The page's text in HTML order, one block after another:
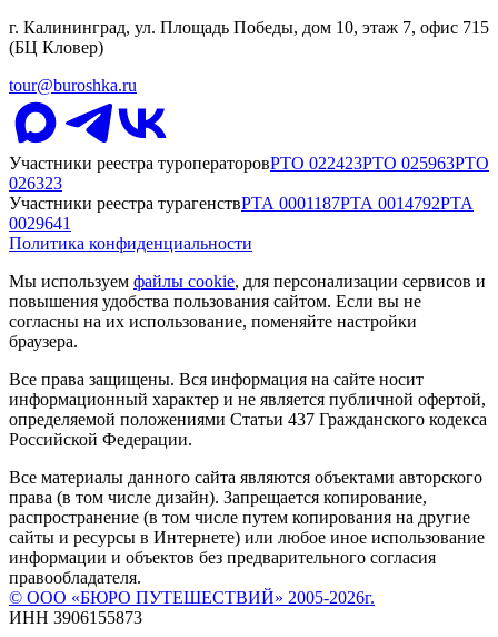
г. Калининград, ул. Площадь Победы, дом 10, этаж 7, офис 715
(БЦ Кловер)
tour@buroshka.ru
Участники реестра туроператоровРТО 022423РТО 025963РТО
026323
Участники реестра турагенствРТА 0001187РТА 0014792РТА
0029641
Политика конфиденциальности
Мы используем файлы cookie, для персонализации сервисов и
повышения удобства пользования сайтом. Если вы не
согласны на их использование, поменяйте настройки
браузера.
Все права защищены. Вся информация на сайте носит
информационный характер и не является публичной офертой,
определяемой положениями Статьи 437 Гражданского кодекса
Российской Федерации.
Все материалы данного сайта являются объектами авторского
права (в том числе дизайн). Запрещается копирование,
распространение (в том числе путем копирования на другие
сайты и ресурсы в Интернете) или любое иное использование
информации и объектов без предварительного согласия
правообладателя.
© ООО «БЮРО ПУТЕШЕСТВИЙ» 2005-2026г.
ИНН 3906155873